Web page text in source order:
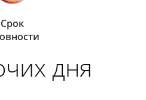
Срок
дня